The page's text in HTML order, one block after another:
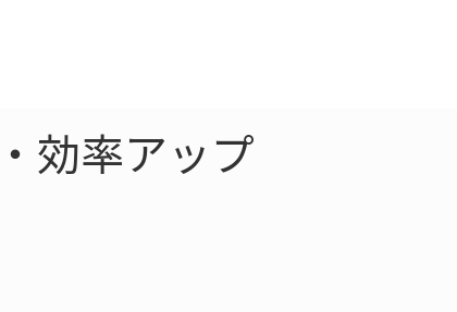
効率アップ